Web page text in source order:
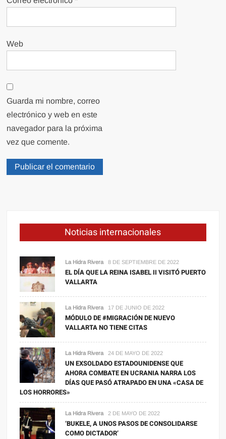
Web
Guarda mi nombre, correo
electrónico y web en este
navegador para la próxima
vez que comente.
Noticias internacionales
La Hidra Rivera 8 DE SEPTIEMBRE DE 2022
EL DÍA QUE LA REINA ISABEL II VISITÓ PUERTO
VALLARTA
La Hidra Rivera 17 DE JUNIO DE 2022
MÓDULO DE #MIGRACIÓN DE NUEVO
VALLARTA NO TIENE CITAS
La Hidra Rivera 24 DE MAYO DE 2022
UN EXSOLDADO ESTADOUNIDENSE QUE
AHORA COMBATE EN UCRANIA NARRA LOS
DÍAS QUE PASÓ ATRAPADO EN UNA «CASA DE
LOS HORRORES»
La Hidra Rivera 2 DE MAYO DE 2022
‘BUKELE, A UNOS PASOS DE CONSOLIDARSE
COMO DICTADOR’